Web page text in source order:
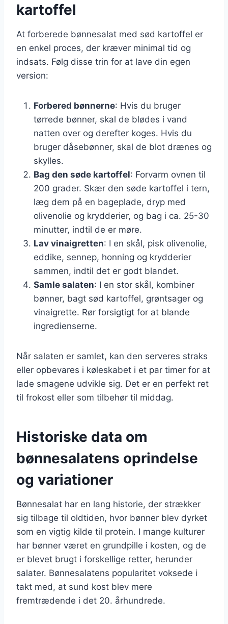
kartoffel
At forberede bønnesalat med sød kartoffel er
en enkel proces, der kræver minimal tid og
indsats. Følg disse trin for at lave din egen
version:
Forbered bønnerne: Hvis du bruger
tørrede bønner, skal de blødes i vand
natten over og derefter koges. Hvis du
bruger dåsebønner, skal de blot drænes og
skylles.
Bag den søde kartoffel: Forvarm ovnen til
200 grader. Skær den søde kartoffel i tern,
læg dem på en bageplade, dryp med
olivenolie og krydderier, og bag i ca. 25-30
minutter, indtil de er møre.
Lav vinaigretten: I en skål, pisk olivenolie,
eddike, sennep, honning og krydderier
sammen, indtil det er godt blandet.
Samle salaten: I en stor skål, kombiner
bønner, bagt sød kartoffel, grøntsager og
vinaigrette. Rør forsigtigt for at blande
ingredienserne.
Når salaten er samlet, kan den serveres straks
eller opbevares i køleskabet i et par timer for at
lade smagene udvikle sig. Det er en perfekt ret
til frokost eller som tilbehør til middag.
Historiske data om
bønnesalatens oprindelse
og variationer
Bønnesalat har en lang historie, der strækker
sig tilbage til oldtiden, hvor bønner blev dyrket
som en vigtig kilde til protein. I mange kulturer
har bønner været en grundpille i kosten, og de
er blevet brugt i forskellige retter, herunder
salater. Bønnesalatens popularitet voksede i
takt med, at sund kost blev mere
fremtrædende i det 20. århundrede.